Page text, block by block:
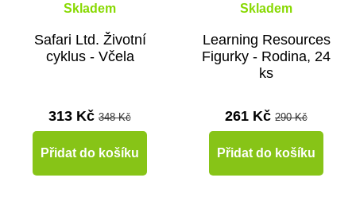
Skladem
Safari Ltd. Životní
cyklus - Včela
313 Kč 348 Kč
Přidat do košíku
Skladem
Learning Resources
Figurky - Rodina, 24
ks
261 Kč 290 Kč
Přidat do košíku